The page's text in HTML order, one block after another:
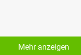
Mehr anzeigen